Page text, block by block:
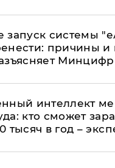
запуск системы
причины и
интеллект
кто сможет
тысяч в год –